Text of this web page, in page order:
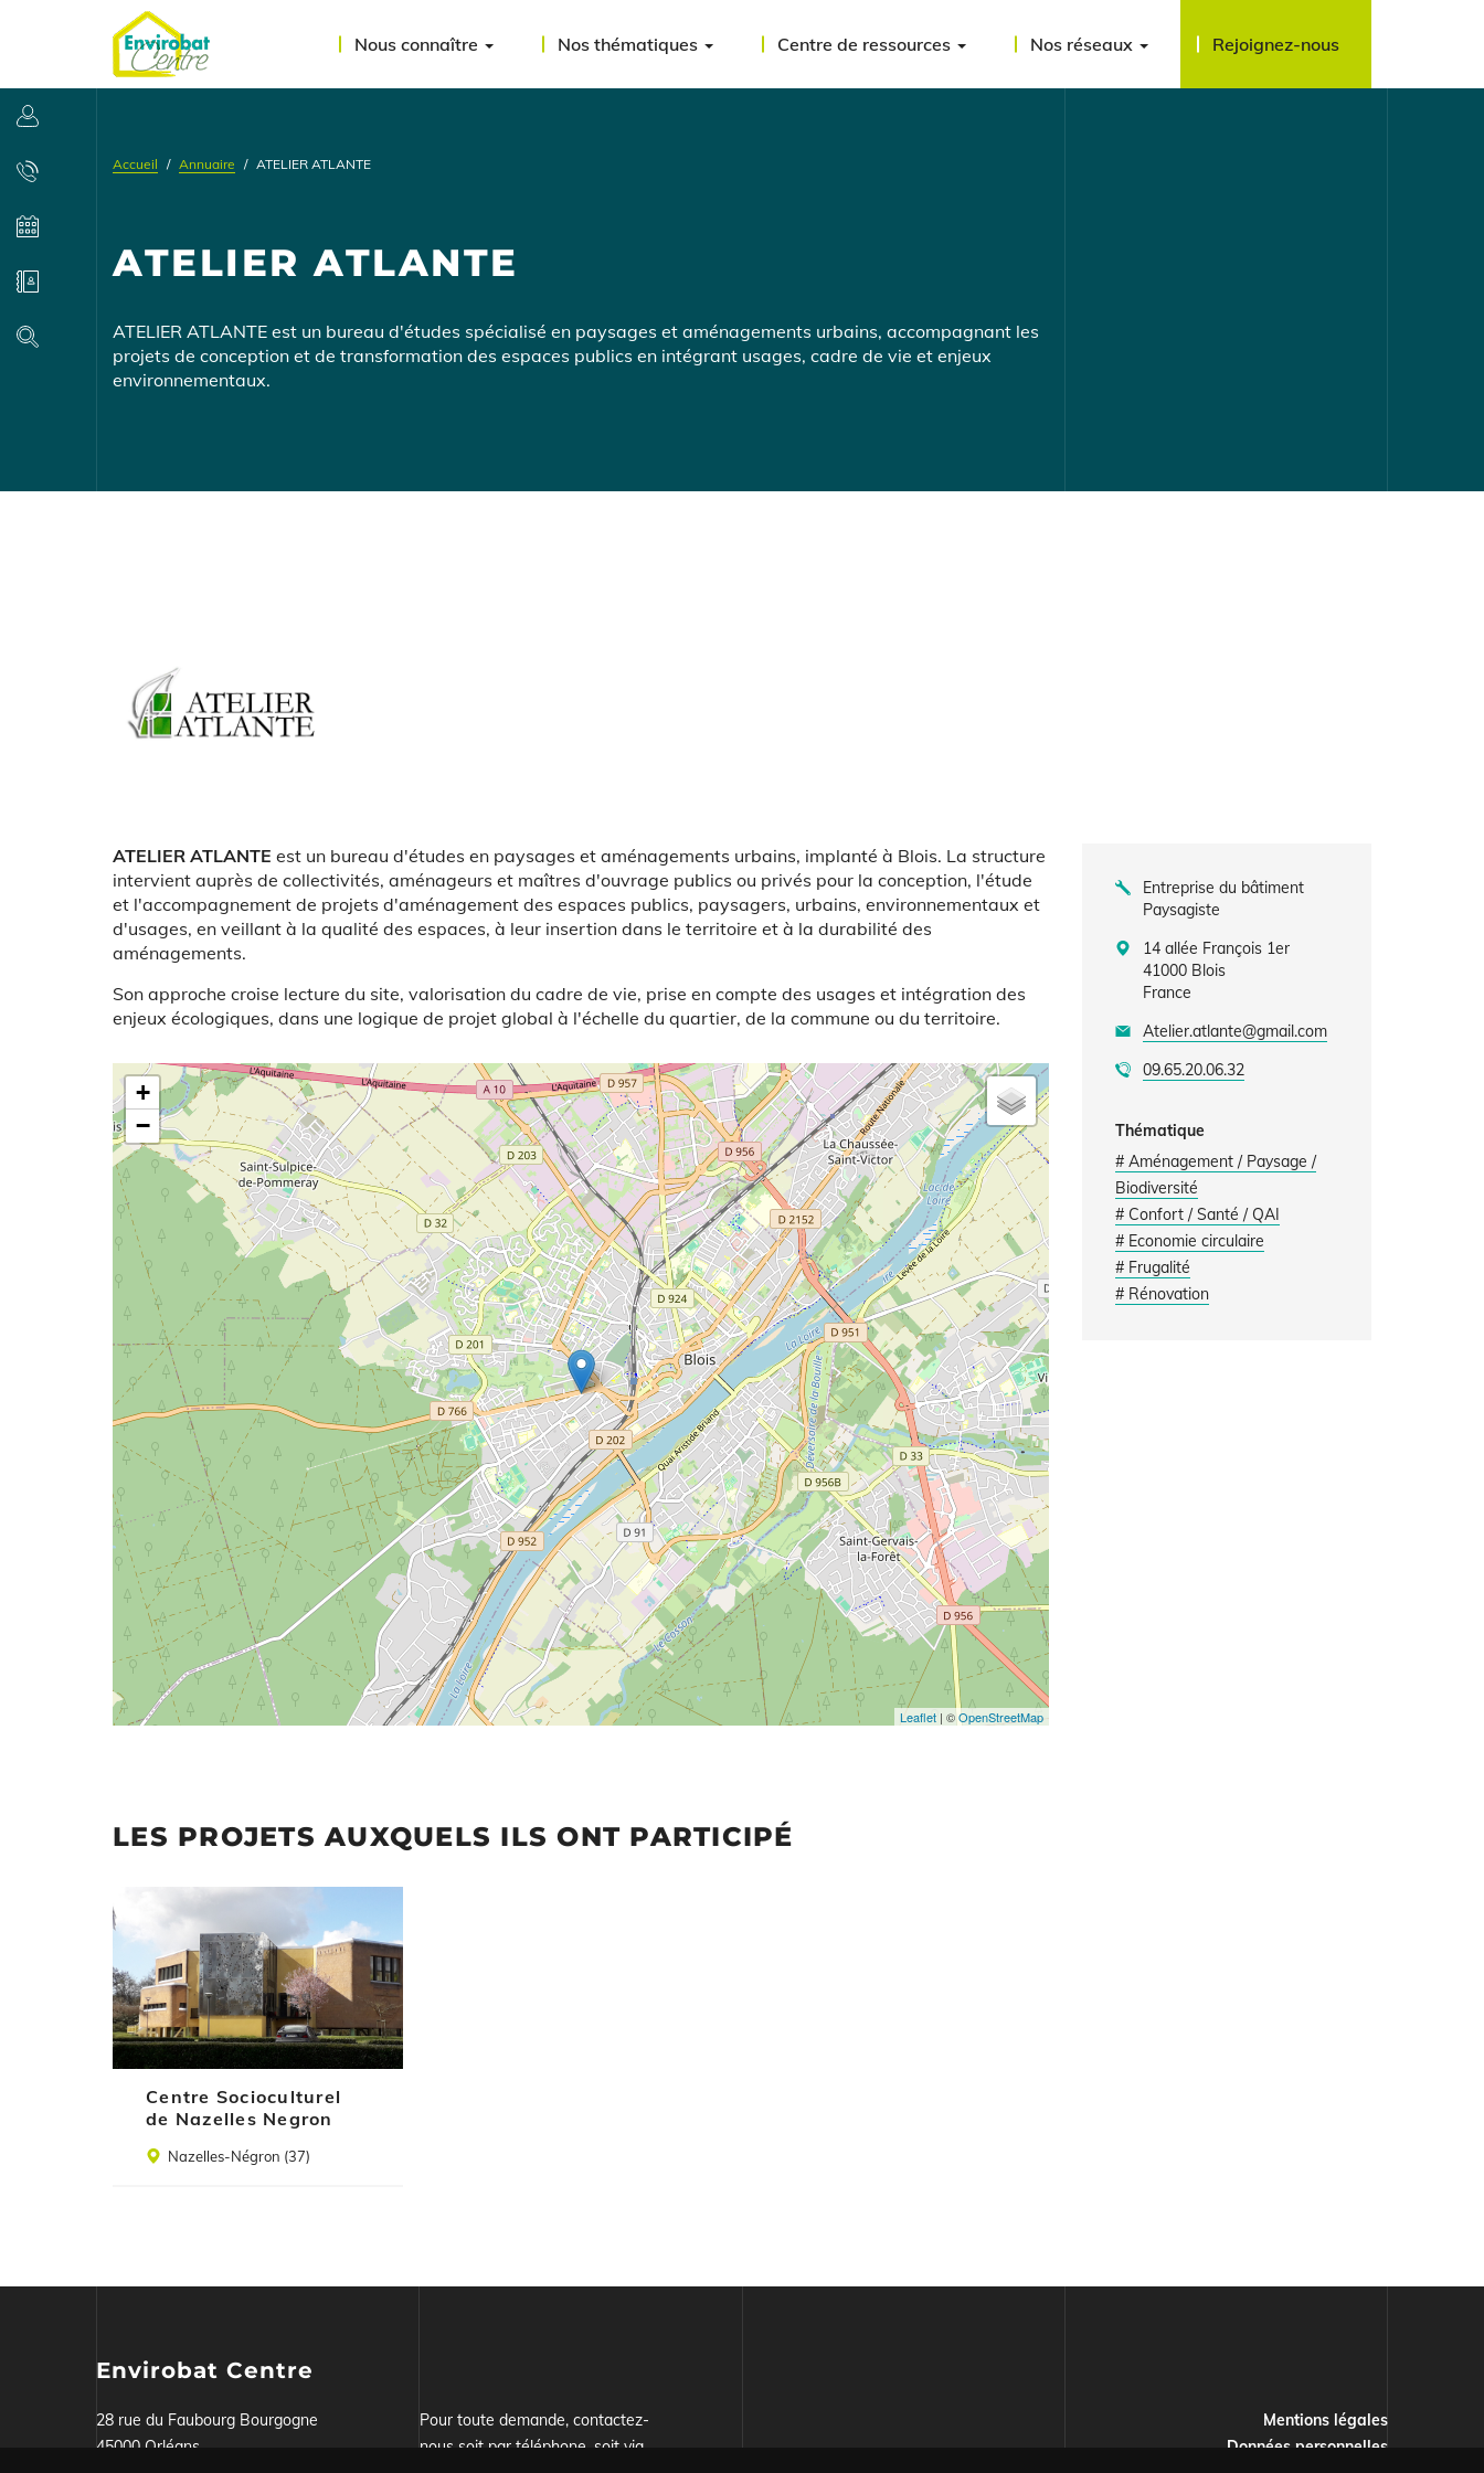
principal
Nous connaître Nos thématiques Centre de ressources Nos réseaux Rejoignez-nous
Accueil Annuaire ATELIER ATLANTE
ATELIER ATLANTE
Présentation
ATELIER ATLANTE est un bureau d'études spécialisé en paysages et aménagements urbains, accompagnant les
projets de conception et de transformation des espaces publics en intégrant usages, cadre de vie et enjeux
environnementaux.
compte
l'utilisateur
Contact
Annuaire
Recherche
Présentation
ATELIER ATLANTE est un bureau d'études en paysages et aménagements urbains, implanté à Blois. La structure
intervient auprès de collectivités, aménageurs et maîtres d'ouvrage publics ou privés pour la conception, l'étude
et l'accompagnement de projets d'aménagement des espaces publics, paysagers, urbains, environnementaux et
d'usages, en veillant à la qualité des espaces, à leur insertion dans le territoire et à la durabilité des
aménagements.
Son approche croise lecture du site, valorisation du cadre de vie, prise en compte des usages et intégration des
enjeux écologiques, dans une logique de projet global à l'échelle du quartier, de la commune ou du territoire.
Latitude/Longitude
+
−
Leaflet| ©OpenStreetMap
Entreprise du bâtiment
Paysagiste
14 allée François 1er
41000 Blois
France
Atelier.atlante@gmail.com
09.65.20.06.32
Thématique
# Aménagement / Paysage /
Biodiversité
# Confort / Santé / QAI
# Economie circulaire
# Frugalité
# Rénovation
LES PROJETS AUXQUELS ILS ONT PARTICIPÉ
Centre Socioculturel
de Nazelles Negron
Nazelles-Négron (37)
Envirobat Centre
28 rue du Faubourg Bourgogne
45000 Orléans
Pour toute demande, contactez-
nous soit par téléphone, soit via
Menu
Mentions légales
Données personnelles